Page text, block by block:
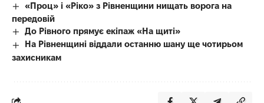
«Проц» і «Ріко» з Рівненщини нищать ворога на
передовій
До Рівного прямує екіпаж «На щиті»
На Рівненщині віддали останню шану ще чотирьом
захисникам